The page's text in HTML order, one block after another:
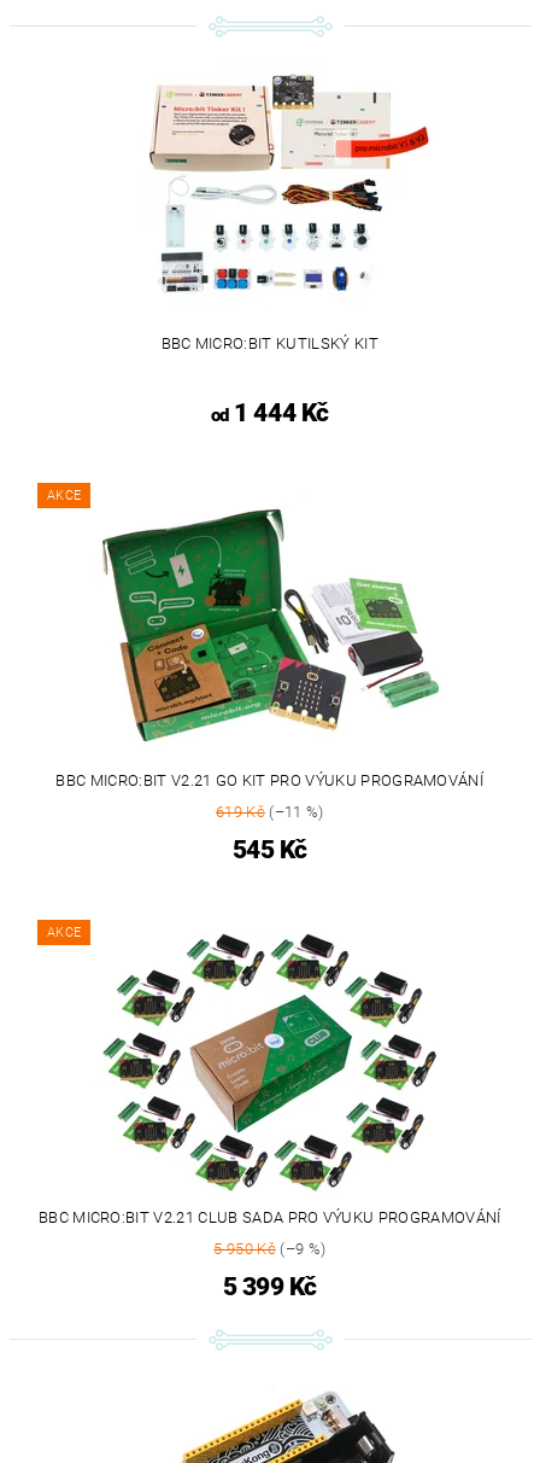
BBC MICRO:BIT KUTILSKÝ KIT
od1 444 Kč
AKCE
BBC MICRO:BIT V2.21 GO KIT PRO VÝUKU PROGRAMOVÁNÍ
619 Kč(–11 %)
545 Kč
AKCE
BBC MICRO:BIT V2.21 CLUB SADA PRO VÝUKU PROGRAMOVÁNÍ
5 950 Kč(–9 %)
5 399 Kč